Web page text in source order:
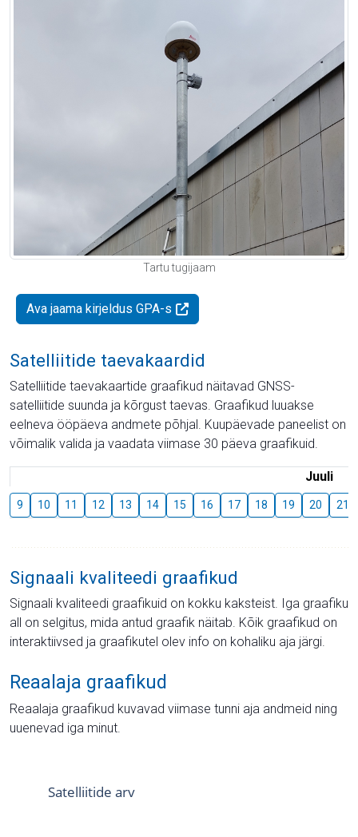
Tartu tugijaam
Ava jaama kirjeldus GPA-s
Satelliitide taevakaardid
Satelliitide taevakaartide graafikud näitavad GNSS-
satelliitide suunda ja kõrgust taevas. Graafikud luuakse
eelneva ööpäeva andmete põhjal. Kuupäevade paneelist on
võimalik valida ja vaadata viimase 30 päeva graafikuid.
Juuli
9 10 11 12 13 14 15 16 17 18 19 20 21
Signaali kvaliteedi graafikud
Signaali kvaliteedi graafikuid on kokku kaksteist. Iga graafiku
all on selgitus, mida antud graafik näitab. Kõik graafikud on
interaktiivsed ja graafikutel olev info on kohaliku aja järgi.
Reaalaja graafikud
Reaalaja graafikud kuvavad viimase tunni aja andmeid ning
uuenevad iga minut.